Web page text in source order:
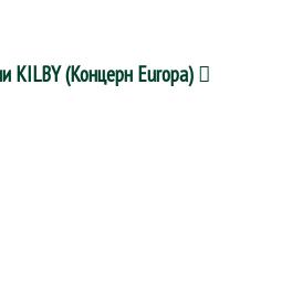
KILBY (Концерн Europa)